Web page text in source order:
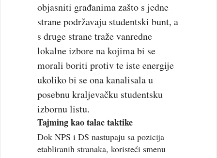
objasniti građanima zašto s jedne
strane podržavaju studentski bunt, a
s druge strane traže vanredne
lokalne izbore na kojima bi se
morali boriti protiv te iste energije
ukoliko bi se ona kanalisala u
posebnu kraljevačku studentsku
izbornu listu.
Tajming kao talac taktike
Dok NPS i DS nastupaju sa pozicija
etabliranih stranaka, koristeći smenu